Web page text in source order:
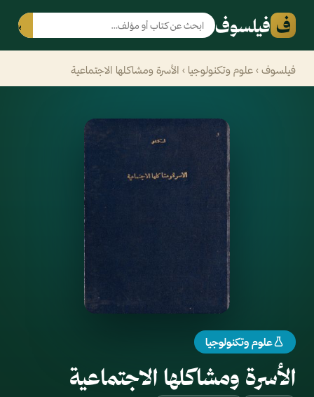
ف فيلسوف بحث
فيلسوف › علوم وتكنولوجيا › الأسرة ومشاكلها الاجتماعية
علوم وتكنولوجيا
الأسرة ومشاكلها الاجتماعية